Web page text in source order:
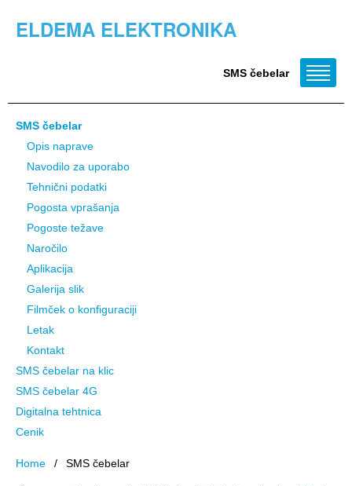
ELDEMA ELEKTRONIKA
SMS čebelar
SMS čebelar
Opis naprave
Navodilo za uporabo
Tehnični podatki
Pogosta vprašanja
Pogoste težave
Naročilo
Aplikacija
Galerija slik
Filmček o konfiguraciji
Letak
Kontakt
SMS čebelar na klic
SMS čebelar 4G
Digitalna tehtnica
Cenik
Home SMS čebelar